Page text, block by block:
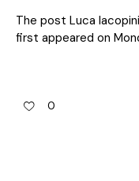
The post Luca
first appeared on
0